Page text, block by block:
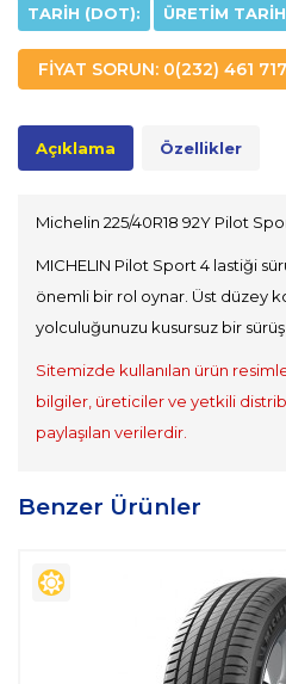
TARIH (DOT): ÜRETIM
FİYAT SORUN: 0(232) 461
Açıklama Özellikler
Michelin 225/40R18 92Y Pilot
MICHELIN Pilot Sport 4 lastiği
önemli bir rol oynar. Üst düzey
yolculuğunuzu kusursuz bir
Sitemizde kullanılan ürün
bilgiler, üreticiler ve yetkili
paylaşılan verilerdir.
Benzer Ürünler